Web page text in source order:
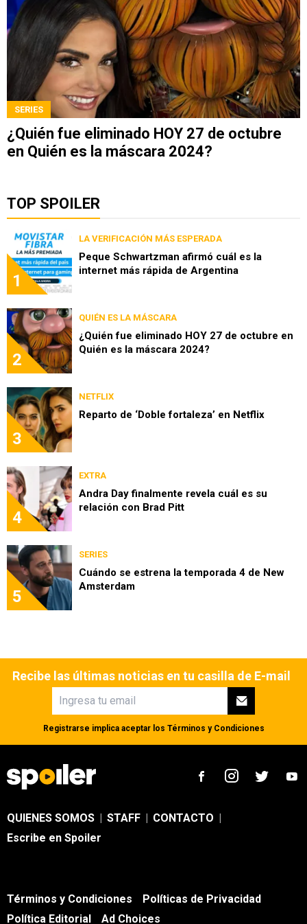
SERIES
¿Quién fue eliminado HOY 27 de octubre
en Quién es la máscara 2024?
TOP SPOILER
1
LA VERIFICACIÓN MÁS ESPERADA
Peque Schwartzman afirmó cuál es la
internet más rápida de Argentina
2
QUIÉN ES LA MÁSCARA
¿Quién fue eliminado HOY 27 de octubre en
Quién es la máscara 2024?
3
NETFLIX
Reparto de ‘Doble fortaleza’ en Netflix
4
EXTRA
Andra Day finalmente revela cuál es su
relación con Brad Pitt
5
SERIES
Cuándo se estrena la temporada 4 de New
Amsterdam
Recibe las últimas noticias en tu casilla de E-mail
Registrarse implica aceptar los Términos y Condiciones
QUIENES SOMOS | STAFF | CONTACTO |
Escribe en Spoiler
Términos y Condiciones
Políticas de Privacidad
Política Editorial
Ad Choices